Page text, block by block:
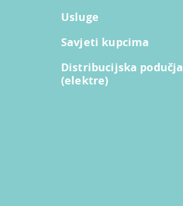
Usluge
Savjeti kupcima
Distribucijska podučja
(elektre)